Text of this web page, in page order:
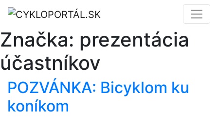
Značka: prezentácia
účastníkov
POZVÁNKA: Bicyklom ku
koníkom